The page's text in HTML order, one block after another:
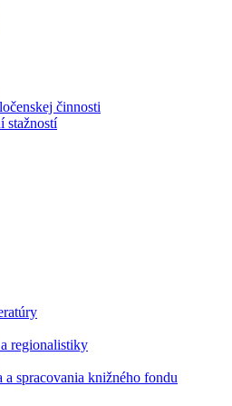
činnosti
stažností
regionalistiky
spracovania knižného fondu